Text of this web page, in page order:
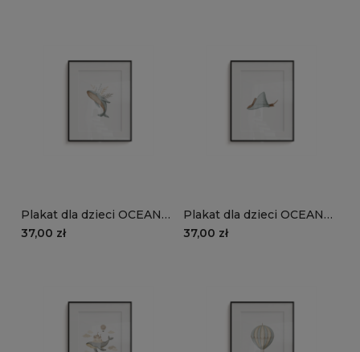
Plakat dla dzieci OCEAN
DREAM wzór D126 | szary
37,00 zł
Plakat dla dzieci OCEAN
DREAM wzór D125 |
37,00 zł